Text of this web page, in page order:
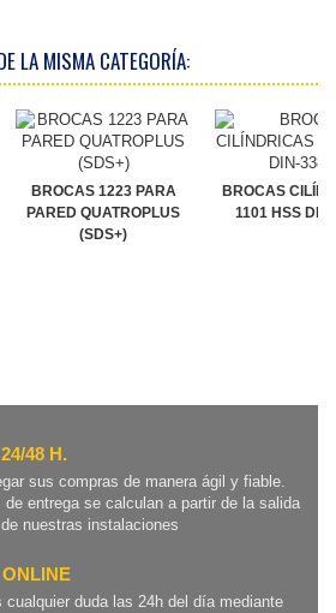
LA MISMA CATEGORÍA:
BROCAS 1223 PARA
PARED QUATROPLUS
(SDS+)
BROCAS
1101 HSS
48 H.
sus compras de manera ágil y fiable.
de entrega se calculan a partir de la salida
nuestras instalaciones
cualquier duda las 24h del día mediante